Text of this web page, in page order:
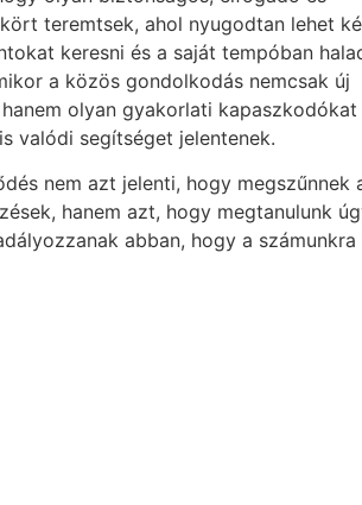
teremtsek, ahol nyugodtan lehet
keresni és a saját tempóban
a közös gondolkodás nemcsak új
olyan gyakorlati kapaszkodókat
valódi segítséget jelentenek.
nem azt jelenti, hogy megszűnnek
hanem azt, hogy megtanulunk
abban, hogy a